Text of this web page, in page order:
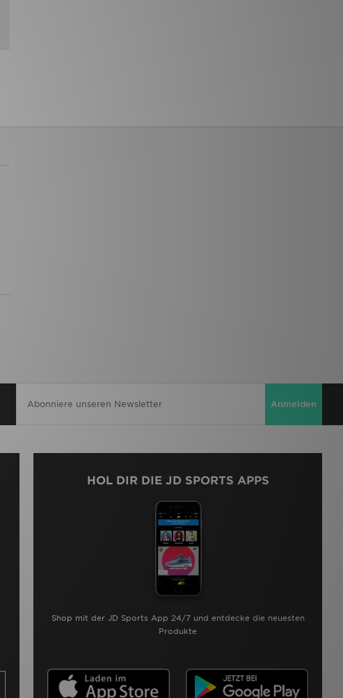
Anmelden
HOL DIR DIE JD SPORTS APPS
Shop mit der JD Sports App 24/7 und entdecke die neuesten
Produkte